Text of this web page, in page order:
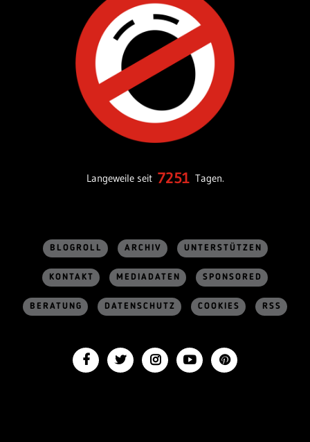
Langeweile seit 7251 Tagen.
BLOGROLL ARCHIV UNTERSTÜTZEN
KONTAKT MEDIADATEN SPONSORED
BERATUNG DATENSCHUTZ COOKIES RSS